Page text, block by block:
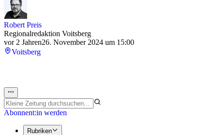
Robert Preis
Regionalredaktion Voitsberg
vor 2 Jahren26. November 2024 um 15:00
Voitsberg
Abonnent:in werden
Rubriken